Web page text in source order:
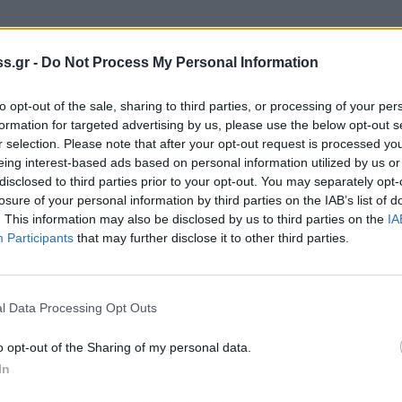
- Do Not Process My Personal Information
opt-out of the sale, sharing to third parties, or processing of your
for targeted advertising by us, please use the below opt-out
selection. Please note that after your opt-out request is processed
interest-based ads based on personal information utilized by us
to third parties prior to your opt-out. You may separately
of your personal information by third parties on the IAB’s list of
This information may also be disclosed by us to third parties on the
Participants that may further disclose it to other third parties.
Data Processing Opt Outs
opt-out of the Sharing of my personal data.
σταμάτησε (πιθανόν για παραχώρηση
παράδρομο) και το όχημα που
πίσω μέρος του.
τραυματισμοί ενώ έρευνα για τα ακριβή